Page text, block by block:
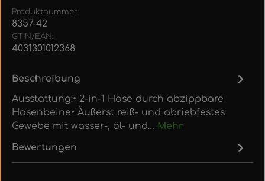
Produktnummer:
8357-42
GTIN/EAN:
4031301012368
Beschreibung
Ausstattung:• 2-in-1 Hose durch abzippbare
Hosenbeine• Äußerst reiß- und abriebfestes
Gewebe mit wasser-, öl- und… Mehr
Bewertungen